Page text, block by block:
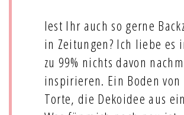
lest Ihr auch so gerne
in Zeitungen? Ich liebe es
zu 99% nichts davon
inspirieren. Ein Boden
Torte, die Dekoidee aus